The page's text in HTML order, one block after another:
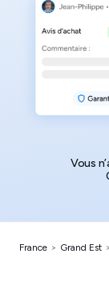
Vous
France > Grand Est >